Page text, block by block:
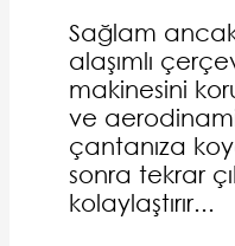
Sağlam
alaşımlı
makinesini
ve
çantanıza
sonra tekrar
kolaylaştırır...